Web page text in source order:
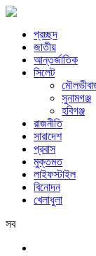
প্রচ্ছদ
জাতীয়
আন্তর্জাতিক
সিলেট
সুনামগঞ্জ
হবিগঞ্জ
রাজনীতি
সারাদেশ
প্রবাস
মুক্তমত
লাইফস্টাইল
বিনোদন
খেলাধুলা
সব